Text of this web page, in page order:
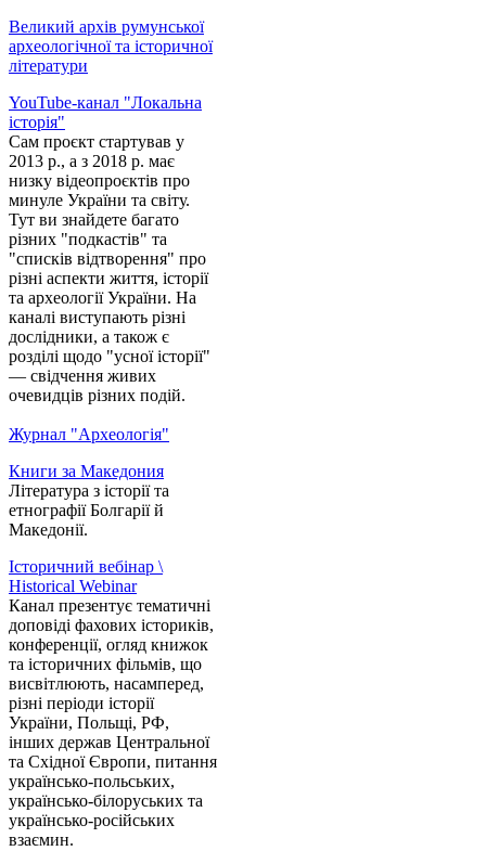
Великий архів румунської
археологічної та історичної
літератури
YouTube-канал "Локальна
історія"
Сам проєкт стартував у
2013 р., а з 2018 р. має
низку відеопроєктів про
минуле України та світу.
Тут ви знайдете багато
різних "подкастів" та
"списків відтворення" про
різні аспекти життя, історії
та археології України. На
каналі виступають різні
дослідники, а також є
розділі щодо "усної історії"
— свідчення живих
очевидців різних подій.
Журнал "Археологія"
Книги за Македония
Література з історії та
етнографії Болгарії й
Македонії.
Історичний вебінар \
Historical Webinar
Канал презентує тематичні
доповіді фахових істориків,
конференції, огляд книжок
та історичних фільмів, що
висвітлюють, насамперед,
різні періоди історії
України, Польщі, РФ,
інших держав Центральної
та Східної Європи, питання
українсько-польських,
українсько-білоруських та
українсько-російських
взаємин.